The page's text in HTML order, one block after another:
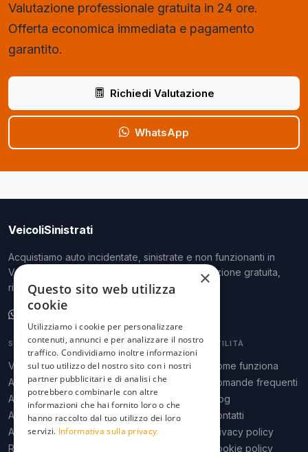
Valutazione professionale gratuita in 24 ore.
Offerta economica immediata e pagamento
garantito.
Richiedi Valutazione
WhatsApp
VeicoliSinistrati
Acquistiamo auto incidentate, sinistrate e non funzionanti in
Veneto, Lombardia ed Emilia-Romagna. Valutazione gratuita,
ritiro a domicilio, pagamento immediato.
SERVIZI
Valutazione auto
Auto tamponata
Auto grandinata
Auto bruciata
Auto alluvionata
Rottamazione
ZONE
Padova
Venezia
Verona
Treviso
Bologna
UTILITÀ
Come funziona
Domande frequenti
Blog
Contatti
Privacy policy
Cookie policy
×
Questo sito web utilizza
cookie
Utilizziamo i cookie per personalizzare
contenuti, annunci e per analizzare il nostro
traffico. Condividiamo inoltre informazioni
sul tuo utilizzo del nostro sito con i nostri
partner pubblicitari e di analisi che
potrebbero combinarle con altre
informazioni che hai fornito loro o che
hanno raccolto dal tuo utilizzo dei loro
servizi. Informativa sulla privacy